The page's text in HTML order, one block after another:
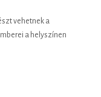
vehetnek a
a helyszínen